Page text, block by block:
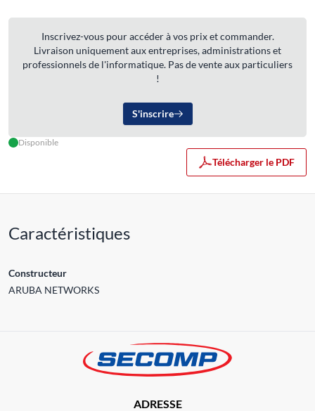
Inscrivez-vous pour accéder à vos prix et commander.
Livraison uniquement aux entreprises, administrations et
professionnels de l'informatique. Pas de vente aux particuliers
!
S'inscrire
Disponible
Télécharger le PDF
Caractéristiques
Constructeur
ARUBA NETWORKS
ADRESSE